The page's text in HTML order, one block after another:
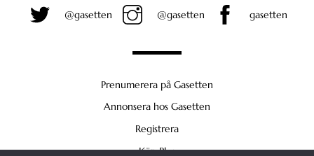
@gasetten @gasetten gasetten
Prenumerera på Gasetten
Annonsera hos Gasetten
Registrera
Köp Plus